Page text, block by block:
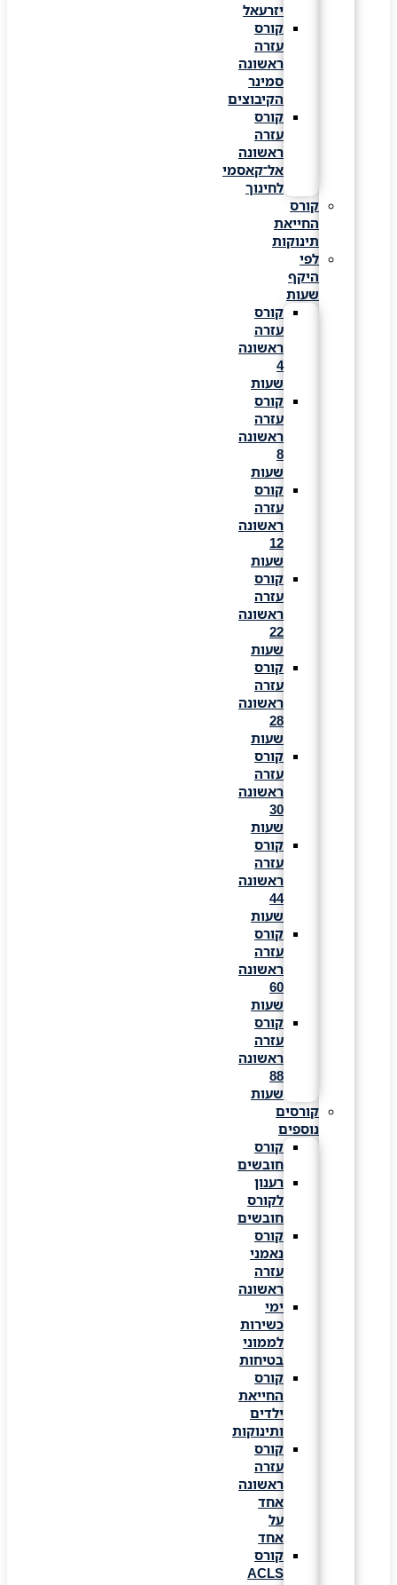
יזרעאל
קורס
עזרה
ראשונה
סמינר
הקיבוצים
קורס
עזרה
ראשונה
אל־קאסמי
לחינוך
קורס
החייאת
תינוקות
לפי
היקף
שעות
קורס
עזרה
ראשונה
שעות
קורס
עזרה
ראשונה
שעות
קורס
עזרה
ראשונה
שעות
קורס
עזרה
ראשונה
שעות
קורס
עזרה
ראשונה
שעות
קורס
עזרה
ראשונה
שעות
קורס
עזרה
ראשונה
שעות
קורס
עזרה
ראשונה
שעות
קורס
עזרה
ראשונה
שעות
קורסים
נוספים
קורס
חובשים
רענון
לקורס
חובשים
קורס
נאמני
עזרה
ראשונה
ימי
כשירות
לממוני
בטיחות
קורס
החייאת
ילדים
ותינוקות
קורס
עזרה
ראשונה
קורס
ACLS